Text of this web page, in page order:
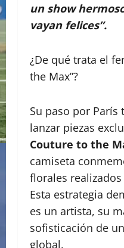
un show
vayan felices”.
¿De qué trata el
the Max”?
Su paso por París
lanzar piezas
Couture to the
camiseta
florales
Esta estrategia
es un artista, su
sofisticación de
global.